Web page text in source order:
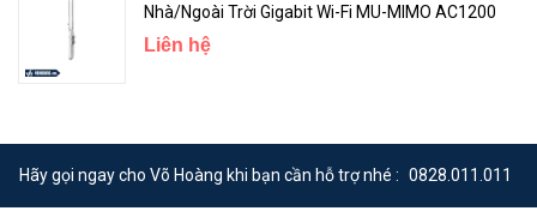
Phần mềm EZ chuyển đổi cung cấp một cách nhanh chóng và dễ
dàng để thay đổi giữa các chế độ bộ phát sóng, repeater và AP
Nhà/Ngoài Trời Gigabit Wi-Fi MU-MIMO AC1200
Liên hệ
Hãy gọi ngay cho Võ Hoàng khi bạn cần hỗ trợ nhé : 0828.011.011